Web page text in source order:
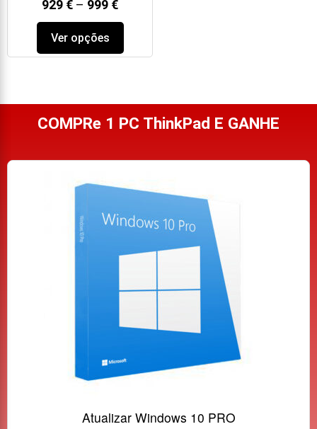
929 € – 999 €
Ver opções
COMPRe 1 PC ThinkPad E GANHE
Atualizar Windows 10 PRO